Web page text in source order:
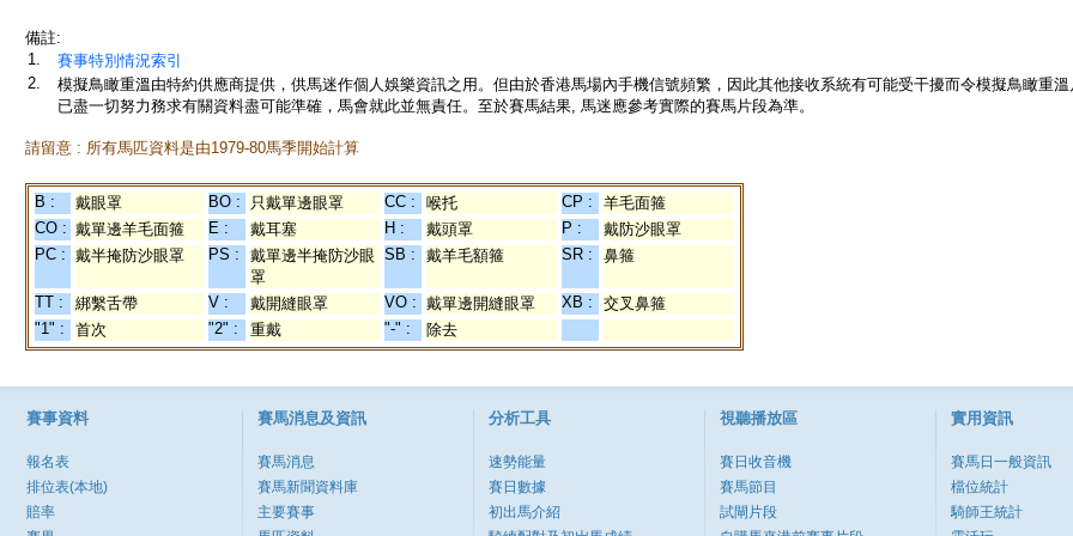
備註:
1.
賽事特別情況索引
2.
模擬鳥瞰重溫由特約供應商提供，供馬迷作個人娛樂資訊之用。但由於香港馬場內手機信號頻繁，因此其他接收系統有可能受干擾而令模擬鳥瞰重
已盡一切努力務求有關資料盡可能準確，馬會就此並無責任。至於賽馬結果, 馬迷應參考實際的賽馬片段為準。
請留意 : 所有馬匹資料是由1979-80馬季開始計算
B : 戴眼罩 BO : 只戴單邊眼罩 CC : 喉托 CP :
羊毛面箍
CO : 戴單邊羊毛面箍 E : 戴耳塞 H : 戴頭罩 P :
戴防沙眼罩
PC : 戴半掩防沙眼罩 PS :
戴單邊半掩防沙眼
罩
SB : 戴羊毛額箍 SR : 鼻箍
TT : 綁繫舌帶 V : 戴開縫眼罩 VO : 戴單邊開縫眼罩 XB :
交叉鼻箍
"1" :
首次 "2" : 重戴 "-" : 除去
賽事資料
報名表
排位表(本地)
賠率
賽馬消息及資訊
賽馬消息
賽馬新聞資料庫
主要賽事
分析工具
速勢能量
賽日數據
初出馬介紹
視聽播放區
賽日收音機
賽馬節目
試閘片段
實用資訊
賽馬日一般資訊
檔位統計
騎師王統計